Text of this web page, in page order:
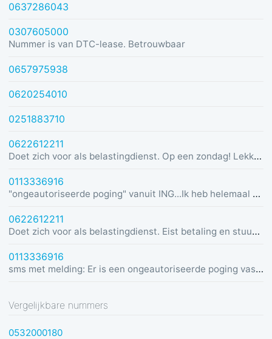
0637286043
0307605000
Nummer is van DTC-lease. Betrouwbaar
0657975938
0620254010
0251883710
0622612211
Doet zich voor als belastingdienst. Op een zondag! Lekker dom
0113336916
"ongeautoriseerde poging" vanuit ING...Ik heb helemaal geen rekening bij ING :)
0622612211
Doet zich voor als belastingdienst. Eist betaling en stuurt link in bericht met dreiging van beslaglegging.
0113336916
sms met melding: Er is een ongeautoriseerde poging vastgesteld vanuit Duitsland was u dit niet? Bel de alarmlijn op 0113336916
Vergelijkbare nummers
0532000180